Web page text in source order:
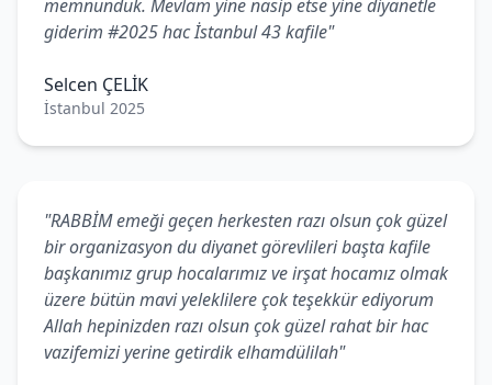
memnunduk. Mevlam yine nasip etse yine diyanetle
giderim #2025 hac İstanbul 43 kafile"
Selcen ÇELİK
İstanbul 2025
"RABBİM emeği geçen herkesten razı olsun çok güzel
bir organizasyon du diyanet görevlileri başta kafile
başkanımız grup hocalarımız ve irşat hocamız olmak
üzere bütün mavi yeleklilere çok teşekkür ediyorum
Allah hepinizden razı olsun çok güzel rahat bir hac
vazifemizi yerine getirdik elhamdülilah"